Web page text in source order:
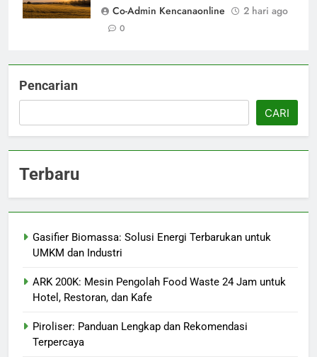
Co-Admin Kencanaonline
2 hari ago
0
Pencarian
CARI
Terbaru
Gasifier Biomassa: Solusi Energi Terbarukan untuk
UMKM dan Industri
ARK 200K: Mesin Pengolah Food Waste 24 Jam untuk
Hotel, Restoran, dan Kafe
Piroliser: Panduan Lengkap dan Rekomendasi
Terpercaya